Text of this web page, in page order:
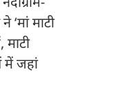
माटी
में जहां